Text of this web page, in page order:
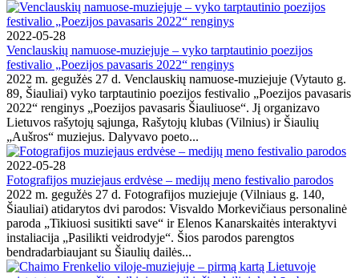
2022-05-28
Venclauskių namuose-muziejuje – vyko tarptautinio poezijos
festivalio „Poezijos pavasaris 2022“ renginys
2022 m. gegužės 27 d. Venclauskių namuose-muziejuje (Vytauto g.
89, Šiauliai) vyko tarptautinio poezijos festivalio „Poezijos pavasaris
2022“ renginys „Poezijos pavasaris Šiauliuose“. Jį organizavo
Lietuvos rašytojų sąjunga, Rašytojų klubas (Vilnius) ir Šiaulių
„Aušros“ muziejus. Dalyvavo poeto...
2022-05-28
Fotografijos muziejaus erdvėse – medijų meno festivalio parodos
2022 m. gegužės 27 d. Fotografijos muziejuje (Vilniaus g. 140,
Šiauliai) atidarytos dvi parodos: Visvaldo Morkevičiaus personalinė
paroda „Tikiuosi susitikti save“ ir Elenos Kanarskaitės interaktyvi
instaliacija „Pasilikti veidrodyje“. Šios parodos parengtos
bendradarbiaujant su Šiaulių dailės...